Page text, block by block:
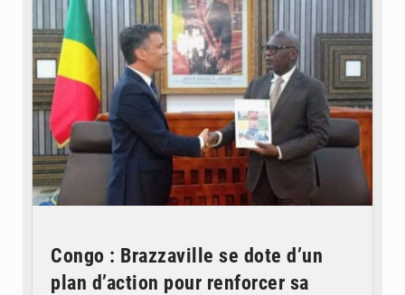
Congo : Brazzaville se dote d’un
plan d’action pour renforcer sa